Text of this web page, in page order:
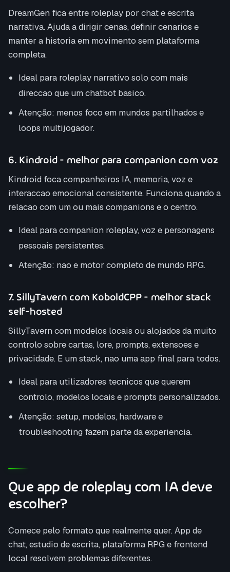
DreamGen fica entre roleplay por chat e escrita
narrativa. Ajuda a dirigir cenas, definir cenarios e
manter a historia em movimento sem plataforma
completa.
Ideal para roleplay narrativo solo com mais
direccao que um chatbot basico.
Atenção: menos foco em mundos partilhados e
loops multijogador.
6. Kindroid - melhor para companion com voz
Kindroid foca companheiros IA, memoria, voz e
interaccao emocional consistente. Funciona quando a
relacao com um ou mais companions e o centro.
Ideal para companion roleplay, voz e personagens
pessoais persistentes.
Atenção: nao e motor completo de mundo RPG.
7. SillyTavern com KoboldCPP - melhor stack
self-hosted
SillyTavern com modelos locais ou alojados da muito
controlo sobre cartas, lore, prompts, extensoes e
privacidade. E um stack, nao uma app final para todos.
Ideal para utilizadores tecnicos que querem
controlo, modelos locais e prompts personalizados.
Atenção: setup, modelos, hardware e
troubleshooting fazem parte da experiencia.
Que app de roleplay com IA deve
escolher?
Comece pelo formato que realmente quer. App de
chat, estudio de escrita, plataforma RPG e frontend
local resolvem problemas diferentes.